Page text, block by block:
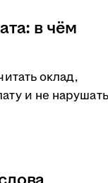
в чём
оклад,
и не нарушать